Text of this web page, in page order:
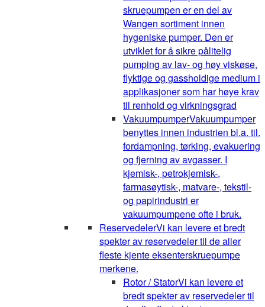
skruepumpen er en del av
Wangen sortiment innen
hygeniske pumper. Den er
utviklet for å sikre pålitelig
pumping av lav- og høy viskøse,
flyktige og gassholdige medium i
applikasjoner som har høye krav
til renhold og virkningsgrad
VakuumpumperVakuumpumper
benyttes innen industrien bl.a. til.
fordampning, tørking, evakuering
og fjerning av avgasser. I
kjemisk-, petrokjemisk-,
farmasøytisk-, matvare-, tekstil-
og papirindustri er
vakuumpumpene ofte i bruk.
ReservedelerVi kan levere et bredt
spekter av reservedeler til de aller
fleste kjente eksenterskruepumpe
merkene.
Rotor / StatorVi kan levere et
bredt spekter av reservedeler til